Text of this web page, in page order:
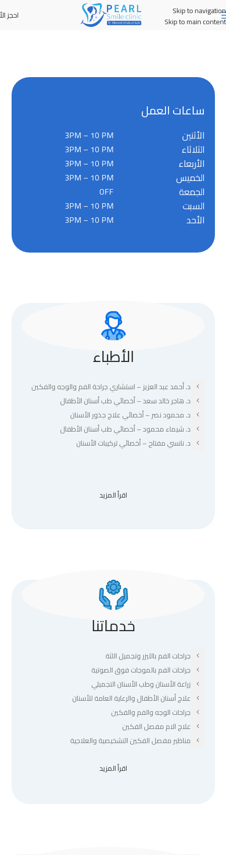
Skip to navigation
Skip to main content
MENU احجز
ساعات العمل
3PM – 10 PM الأثنين
3PM – 10 PM الثلاثاء
3PM – 10 PM الأربعاء
3PM – 10 PM الخميس
OFF الجمعة
3PM – 10 PM السبت
3PM – 10 PM الأحد
الأطباء
د. أحمد عبد العزيز – استشاري جراحة الفم والوجه والفكين
د. هاجر خالد سعد – أخصائي طب أسنان الأطفال
د. محمود نصر – أخصائي علاج جذور الأسنان
د. شيماء محمود – أخصائي طب أسنان الأطفال
د. نانسي مفتاح – أخصائي تركيبات الأسنان
اقرأ المزيد
خدماتنا
جراحات الفم بالليزر وتجميل اللثة
جراحات الفم بالموجات فوق الصوتية
زراعة الأسنان وطب الأسنان التجميلي
علاج أسنان الأطفال والرعاية العامة للأسنان
جراحات الوجه والفم والفكين
علاج الام مفصل الفكين
مناظير مفصل الفكين التشخيصية والعلاجية
اقرأ المزيد